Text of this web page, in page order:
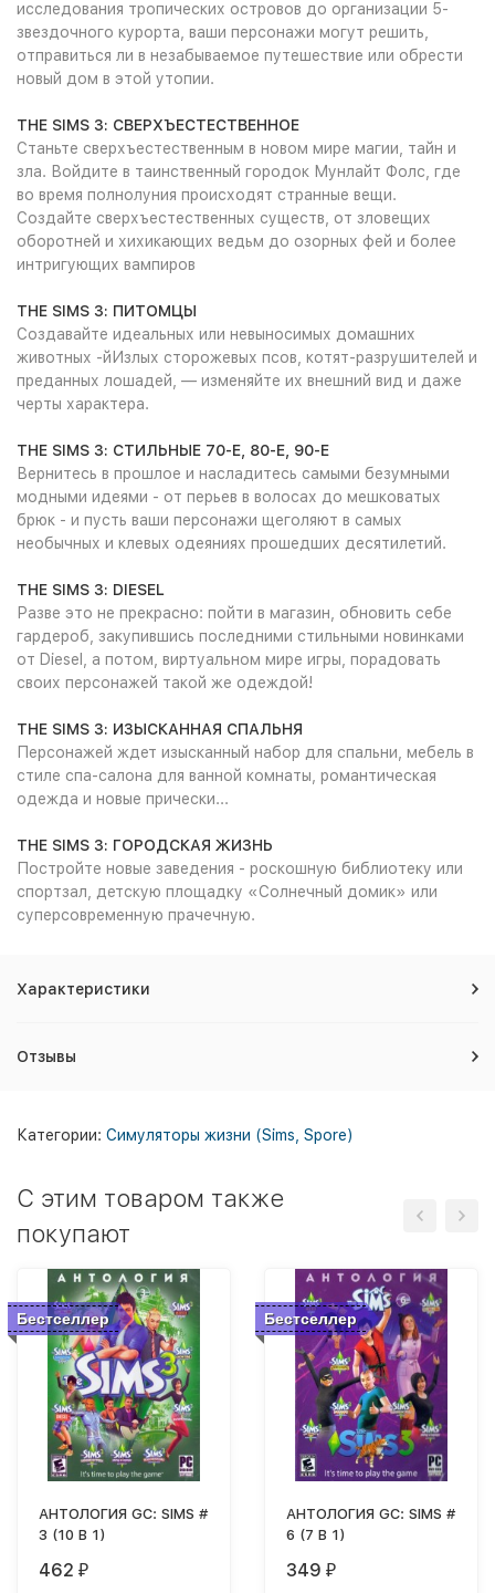
исследования тропических островов до организации 5-
звездочного курорта, ваши персонажи могут решить,
отправиться ли в незабываемое путешествие или обрести
новый дом в этой утопии.
THE SIMS 3: СВЕРХЪЕСТЕСТВЕННОЕ
Станьте сверхъестественным в новом мире магии, тайн и
зла. Войдите в таинственный городок Мунлайт Фолс, где
во время полнолуния происходят странные вещи.
Создайте сверхъестественных существ, от зловещих
оборотней и хихикающих ведьм до озорных фей и более
интригующих вампиров
THE SIMS 3: ПИТОМЦЫ
Создавайте идеальных или невыносимых домашних
животных -йИзлых сторожевых псов, котят-разрушителей и
преданных лошадей, — изменяйте их внешний вид и даже
черты характера.
THE SIMS 3: СТИЛЬНЫЕ 70-Е, 80-Е, 90-Е
Вернитесь в прошлое и насладитесь самыми безумными
модными идеями - от перьев в волосах до мешковатых
брюк - и пусть ваши персонажи щеголяют в самых
необычных и клевых одеяниях прошедших десятилетий.
THE SIMS 3: DIESEL
Разве это не прекрасно: пойти в магазин, обновить себе
гардероб, закупившись последними стильными новинками
от Diesel, а потом, виртуальном мире игры, порадовать
своих персонажей такой же одеждой!
THE SIMS 3: ИЗЫСКАННАЯ СПАЛЬНЯ
Персонажей ждет изысканный набор для спальни, мебель в
стиле спа-салона для ванной комнаты, романтическая
одежда и новые прически...
THE SIMS 3: ГОРОДСКАЯ ЖИЗНЬ
Постройте новые заведения - роскошную библиотеку или
спортзал, детскую площадку «Солнечный домик» или
суперсовременную прачечную.
Характеристики
Отзывы
Категории: Симуляторы жизни (Sims, Spore)
C этим товаром также
покупают
Бестселлер
АНТОЛОГИЯ GC: SIMS #
3 (10 В 1)
462 ₽
Бестселлер
АНТОЛОГИЯ GC: SIMS #
6 (7 В 1)
349 ₽